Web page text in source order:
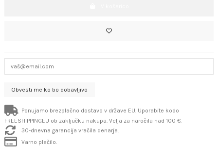
Ponujamo brezplačno dostavo v države EU. Uporabite kodo
FREESHIPPINGEU ob zaključku nakupa. Velja za naročila nad 100 €.
30-dnevna garancija vračila denarja.
Varno plačilo.